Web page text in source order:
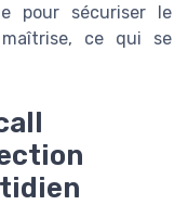
pour sécuriser le
ce qui se